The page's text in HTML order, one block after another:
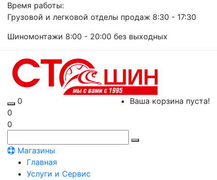
Время работы:
Грузовой и легковой отделы продаж 8:30 - 17:30
Шиномонтажи 8:00 - 20:00 без выходных
0
Ваша корзина пуста!
0
0
Магазины
Главная
Услуги и Сервис